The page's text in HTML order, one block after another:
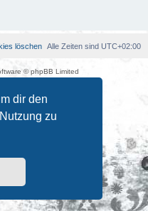
dir den
zu
Alle Zeiten sind UTC+02:00
löschen
© phpBB Limited
Festival|Mastodon